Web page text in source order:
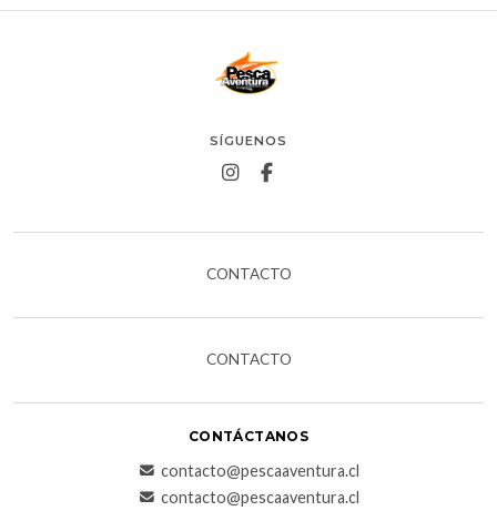
SÍGUENOS
CONTACTO
CONTACTO
CONTÁCTANOS
contacto@pescaaventura.cl
contacto@pescaaventura.cl